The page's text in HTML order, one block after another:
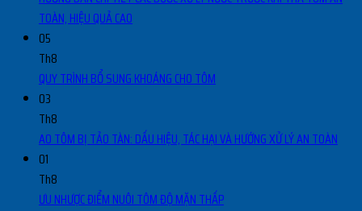
TOÀN, HIỆU QUẢ CAO
05
Th8
QUY TRÌNH BỔ SUNG KHOÁNG CHO TÔM
03
Th8
AO TÔM BỊ TẢO TÀN: DẤU HIỆU, TÁC HẠI VÀ HƯỚNG XỬ LÝ AN TOÀN
01
Th8
ƯU NHƯỢC ĐIỂM NUÔI TÔM ĐỘ MẶN THẤP